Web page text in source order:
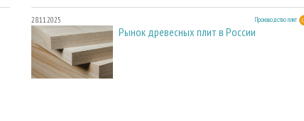
28.11.2025 Производство плит
Рынок древесных плит в России